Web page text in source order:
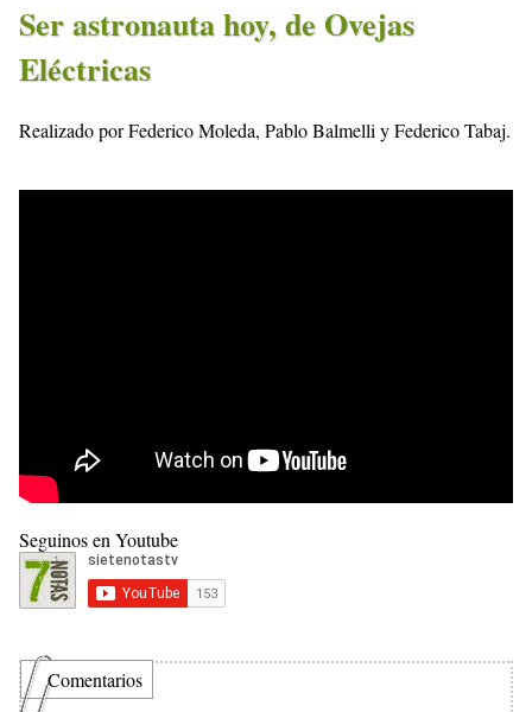
Ser astronauta hoy, de Ovejas
Eléctricas
Realizado por Federico Moleda, Pablo Balmelli y Federico Tabaj.
Seguinos en Youtube
Comentarios